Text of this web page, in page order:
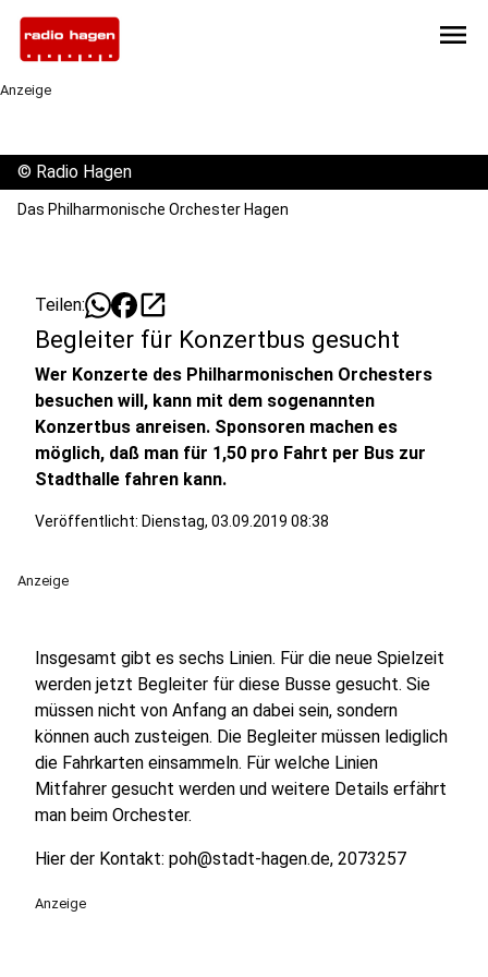
menu
Anzeige
© Radio Hagen
Das Philharmonische Orchester Hagen
Teilen: open_in_new
Begleiter für Konzertbus gesucht
Wer Konzerte des Philharmonischen Orchesters
besuchen will, kann mit dem sogenannten
Konzertbus anreisen. Sponsoren machen es
möglich, daß man für 1,50 pro Fahrt per Bus zur
Stadthalle fahren kann.
Veröffentlicht: Dienstag, 03.09.2019 08:38
Anzeige
Insgesamt gibt es sechs Linien. Für die neue Spielzeit
werden jetzt Begleiter für diese Busse gesucht. Sie
müssen nicht von Anfang an dabei sein, sondern
können auch zusteigen. Die Begleiter müssen lediglich
die Fahrkarten einsammeln. Für welche Linien
Mitfahrer gesucht werden und weitere Details erfährt
man beim Orchester.
Hier der Kontakt: poh@stadt-hagen.de, 2073257
Anzeige